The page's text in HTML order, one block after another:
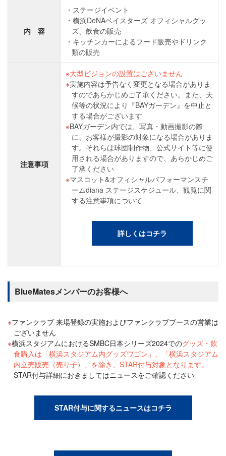
内 容
ステージイベント
横浜DeNAベイスターズ オフィシャルグッ
ズ、飲食の販売
キッチンカーによるフード販売やドリンク
類の販売
注意事項
大型ビジョンの設置はございません
実施内容は予告なく変更となる場合がありま
すのであらかじめご了承ください。また、天
候等の状況により『BAYガーデン』を中止と
する場合がございます
BAYガーデン内では、写真・動画撮影の際
に、お客様が撮影の対象になる場合がありま
す。それらは球団制作物、公式サイト等に使
用される場合がありますので、あらかじめご
了承ください
マスコット&オフィシャルパフォーマンスチ
ームdiana ステージスケジュール、観覧に関
する注意事項について
詳しくはコチラ
BlueMatesメンバーのお客様へ
ファンクラブ 来場登録の実施およびファンクラブブースの営業は
ございません
横浜スタジアムにおけるSMBC日本シリーズ2024でのグッズ・飲
食購入は「横浜スタジアム内グッズワゴン」、「横浜スタジアム
内立売販売（売り子）」を除き、STAR付与対象となります。
STAR付与詳細におきましてはニュースをご確認ください
STAR付与に関するニュースはコチラ